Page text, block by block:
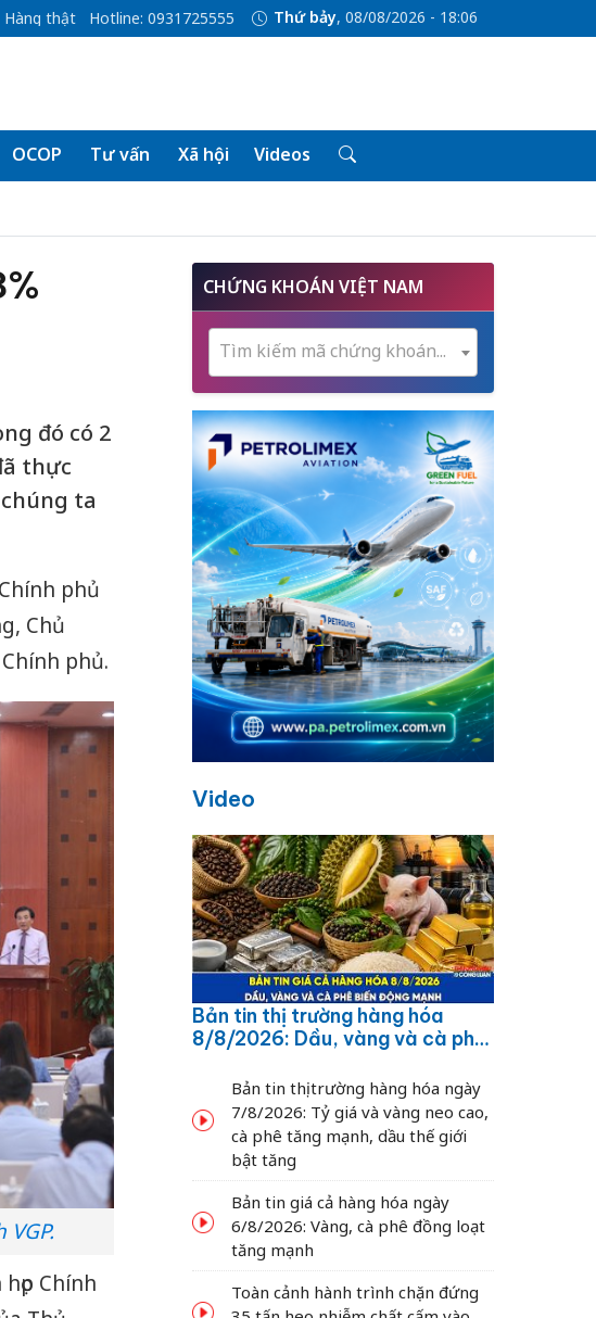
Hàng thật Hotline: 0931725555 Thứ bảy, 08/08/2026 - 18:06
OCOP Tư vấn Xã hội Videos
đó có 2
thực
ta
phủ
Chủ
phủ.
Chính
CHỨNG KHOÁN VIỆT NAM
Tìm kiếm mã chứng khoán...
Video
Bản tin thị trường hàng hóa
8/8/2026: Dầu, vàng và cà phê
Bản tin thị trường hàng hóa ngày
7/8/2026: Tỷ giá và vàng neo cao,
cà phê tăng mạnh, dầu thế giới
bật tăng
Bản tin giá cả hàng hóa ngày
6/8/2026: Vàng, cà phê đồng loạt
tăng mạnh
Toàn cảnh hành trình chặn đứng